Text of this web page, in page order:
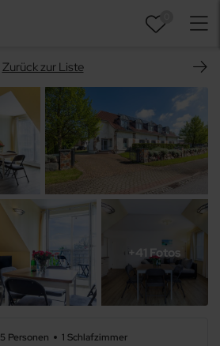
Zurück zur Liste
+41 Fotos
5 Personen 1 Schlafzimmer